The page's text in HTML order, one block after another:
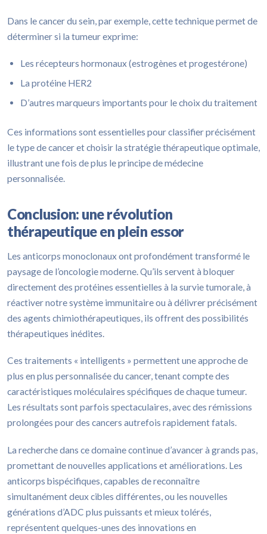
Dans le cancer du sein, par exemple, cette technique permet de
déterminer si la tumeur exprime:
Les récepteurs hormonaux (estrogènes et progestérone)
La protéine HER2
D’autres marqueurs importants pour le choix du traitement
Ces informations sont essentielles pour classifier précisément
le type de cancer et choisir la stratégie thérapeutique optimale,
illustrant une fois de plus le principe de médecine
personnalisée.
Conclusion: une révolution
thérapeutique en plein essor
Les anticorps monoclonaux ont profondément transformé le
paysage de l’oncologie moderne. Qu’ils servent à bloquer
directement des protéines essentielles à la survie tumorale, à
réactiver notre système immunitaire ou à délivrer précisément
des agents chimiothérapeutiques, ils offrent des possibilités
thérapeutiques inédites.
Ces traitements « intelligents » permettent une approche de
plus en plus personnalisée du cancer, tenant compte des
caractéristiques moléculaires spécifiques de chaque tumeur.
Les résultats sont parfois spectaculaires, avec des rémissions
prolongées pour des cancers autrefois rapidement fatals.
La recherche dans ce domaine continue d’avancer à grands pas,
promettant de nouvelles applications et améliorations. Les
anticorps bispécifiques, capables de reconnaître
simultanément deux cibles différentes, ou les nouvelles
générations d’ADC plus puissants et mieux tolérés,
représentent quelques-unes des innovations en